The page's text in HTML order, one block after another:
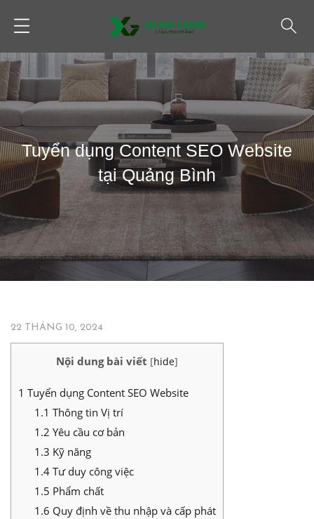
Tuyển dụng Content SEO Website
tại Quảng Bình
TIN TỨC TUYỂN DỤNG
22 THÁNG 10, 2024
Nội dung bài viết [hide]
1 Tuyển dụng Content SEO Website
1.1 Thông tin Vị trí
1.2 Yêu cầu cơ bản
1.3 Kỹ năng
1.4Tư duy công việc
1.5 Phẩm chất
1.6 Quy định về thu nhập và cấp phát